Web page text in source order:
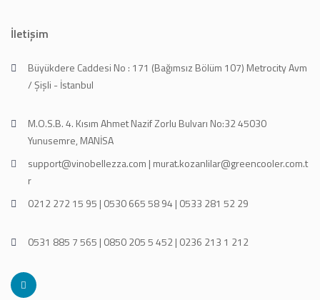
İletişim
Büyükdere Caddesi No : 171 (Bağımsız Bölüm 107) Metrocity Avm
/ Şişli - İstanbul
M.O.S.B. 4. Kısım Ahmet Nazif Zorlu Bulvarı No:32 45030
Yunusemre, MANİSA
support@vinobellezza.com | murat.kozanlilar@greencooler.com.t
r
0212 272 15 95 | 0530 665 58 94 | 0533 281 52 29
0531 885 7 565 | 0850 205 5 452 | 0236 213 1 212